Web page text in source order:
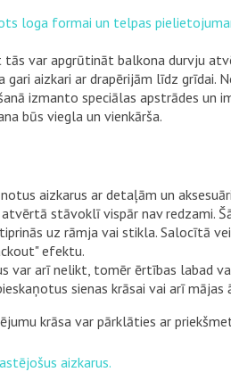
loga formai un telpas
var apgrūtināt balkona durvju
aizkari ar drapērijām līdz grīdai.
izmanto speciālas apstrādes un
būs viegla un vienkārša.
aizkarus ar detaļām un
stāvoklī vispār nav redzami.
uz rāmja vai stikla. Salocītā
efektu.
var arī nelikt, tomēr ērtības labad
sienas krāsai vai arī mājas
krāsa var pārklāties ar
aizkarus.